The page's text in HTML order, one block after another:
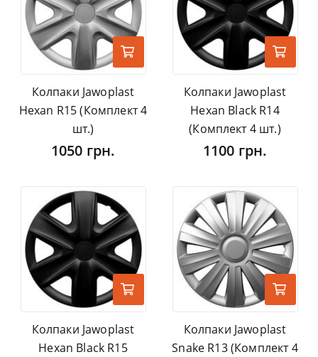
Колпаки Jawoplast
Hexan R15 (Комплект 4
шт.)
1050 грн.
Колпаки Jawoplast
Hexan Black R14
(Комплект 4 шт.)
1100 грн.
Колпаки Jawoplast
Hexan Black R15
Колпаки Jawoplast
Snake R13 (Комплект 4